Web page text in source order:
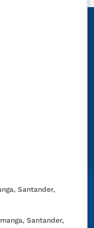
Santander,
Santander,